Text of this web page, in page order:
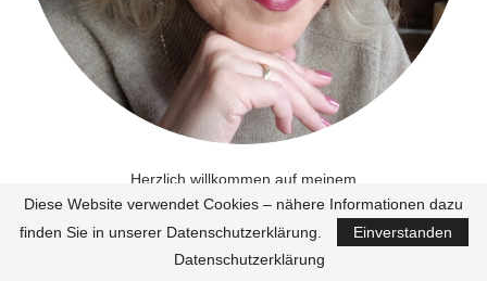
Herzlich willkommen auf meinem
Ü40 / Ü50 Mode & Lifestyle Blog!
Aus einem Hobby heraus startete ich 2011 als eine der ersten
einen Ü40 Mode Blog. Dank diverser Fernseh- und
Diese Website verwendet Cookies – nähere Informationen dazu
finden Sie in unserer Datenschutzerklärung.
Einverstanden
Datenschutzerklärung